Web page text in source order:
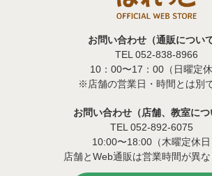
お問い合わせ（通販について
TEL 052-838-8966
10：00〜17：00（日曜定休
※店舗の営業日・時間とは別で
お問い合わせ（店舗、教室につ
TEL 052-892-6075
10:00〜18:00（木曜定休日
店舗とWeb通販は営業時間が異な